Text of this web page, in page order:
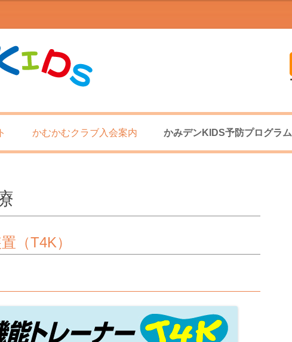
コ
テ
ツ
かむかむクラブ入会案内
矯正クラブ
かみデンKIDS予防プログラム
予防歯科
歯並び教室
（T4K）